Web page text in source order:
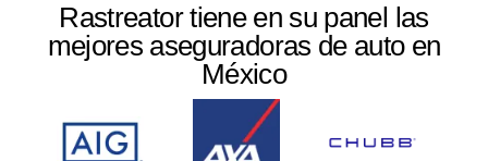
Rastreator tiene en su panel las
mejores aseguradoras de auto en
México